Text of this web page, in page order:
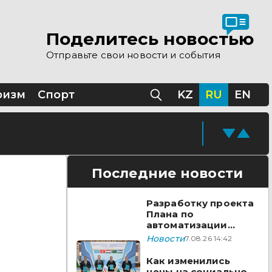
Поделитесь новостью
Отправьте свои новости и события
Спорт KZ RU EN
Последние новости
Разработку проекта
Плана по
автоматизации
учета воды в
Сырдарья одобрили
государства ЦА
Новости7.08.26 14:42
Как изменились